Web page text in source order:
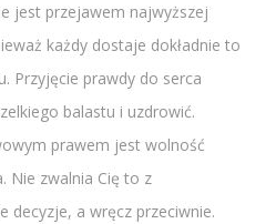
jest przejawem najwyższej
każdy dostaje dokładnie to
Przyjęcie prawdy do serca
balastu i uzdrowić.
prawem jest wolność
Nie zwalnia Cię to z
decyzje, a wręcz przeciwnie.